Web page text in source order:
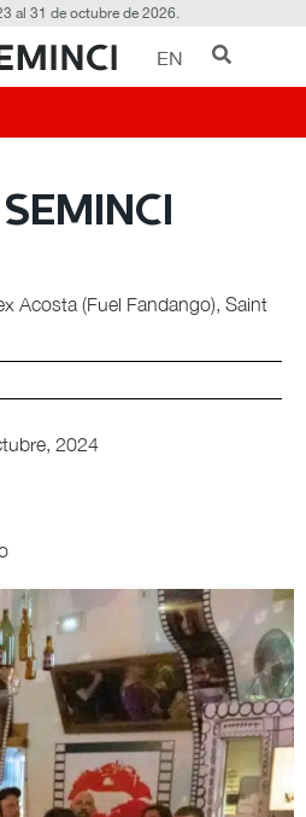
al 31 de octubre de 2026.
EN
Acosta (Fuel Fandango), Saint
2024